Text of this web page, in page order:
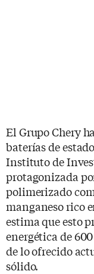
El Grupo Chery
baterías de
Instituto de
protagonizada
polimerizado
manganeso rico
estima que esto
energética de
de lo ofrecido
sólido.